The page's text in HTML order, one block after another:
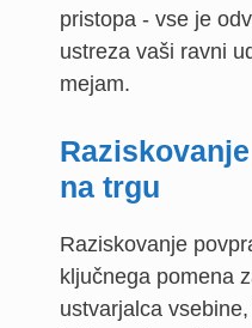
pristopa - vse je
ustreza vaši ravni
mejam.
na trgu
Raziskovanje
ključnega pomena
ustvarjalca